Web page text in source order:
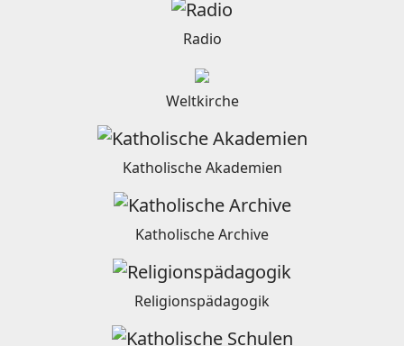
Radio
Weltkirche
Katholische Akademien
Katholische Archive
Religionspädagogik